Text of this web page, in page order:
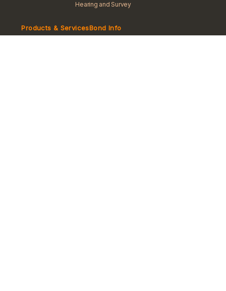
Hearing and Survey
Products & ServicesBond Info